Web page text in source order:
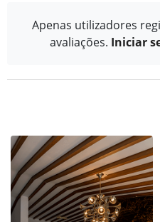
Apenas utilizadores
avaliações. Iniciar